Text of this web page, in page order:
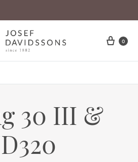
Cart
0
30 III &